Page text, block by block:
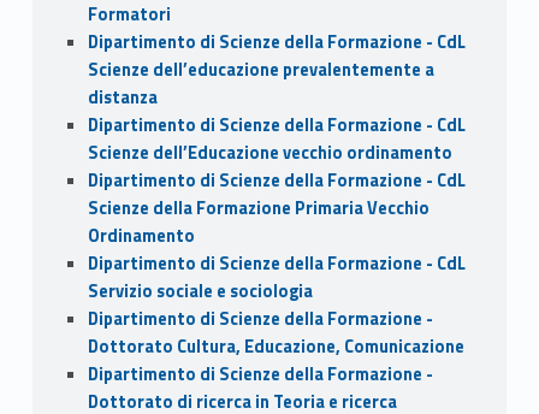
Formatori
Dipartimento di Scienze della Formazione - CdL
Scienze dell’educazione prevalentemente a
distanza
Dipartimento di Scienze della Formazione - CdL
Scienze dell’Educazione vecchio ordinamento
Dipartimento di Scienze della Formazione - CdL
Scienze della Formazione Primaria Vecchio
Ordinamento
Dipartimento di Scienze della Formazione - CdL
Servizio sociale e sociologia
Dipartimento di Scienze della Formazione -
Dottorato Cultura, Educazione, Comunicazione
Dipartimento di Scienze della Formazione -
Dottorato di ricerca in Teoria e ricerca